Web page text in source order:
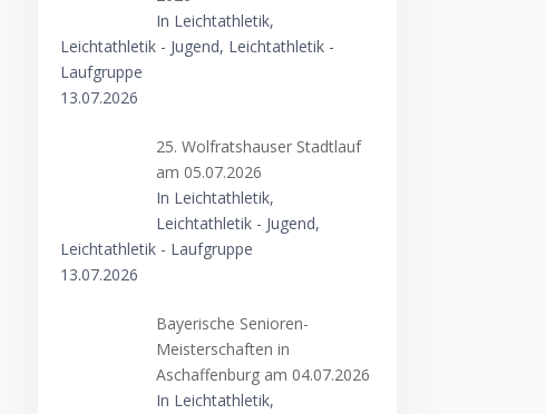
In Leichtathletik,
Leichtathletik - Jugend, Leichtathletik -
Laufgruppe
13.07.2026
25. Wolfratshauser Stadtlauf
am 05.07.2026
In Leichtathletik,
Leichtathletik - Jugend,
Leichtathletik - Laufgruppe
13.07.2026
Bayerische Senioren-
Meisterschaften in
Aschaffenburg am 04.07.2026
In Leichtathletik,